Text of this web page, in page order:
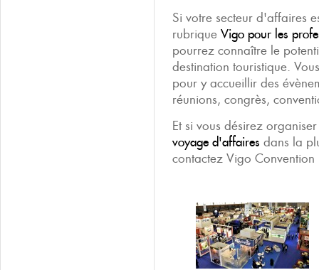
Si votre secteur d'affaires
rubrique Vigo pour les
pourrez connaître le
destination touristique.
pour y accueillir des
réunions, congrès,
Et si vous désirez
voyage d'affaires dans la
contactez Vigo Convention